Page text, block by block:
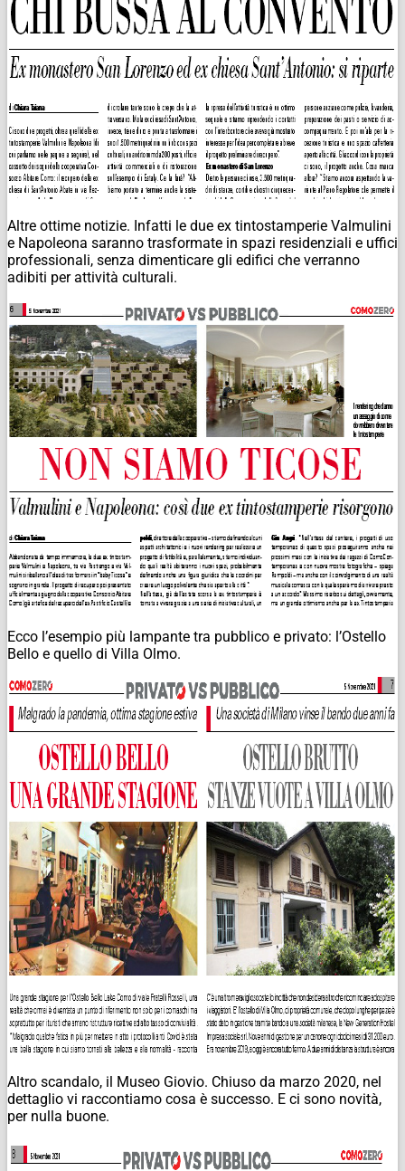
Altre ottime notizie. Infatti le due ex tintostamperie Valmulini
e Napoleona saranno trasformate in spazi residenziali e uffici
professionali, senza dimenticare gli edifici che verranno
adibiti per attività culturali.
Ecco l’esempio più lampante tra pubblico e privato: l’Ostello
Bello e quello di Villa Olmo.
Altro scandalo, il Museo Giovio. Chiuso da marzo 2020, nel
dettaglio vi raccontiamo cosa è successo. E ci sono novità,
per nulla buone.